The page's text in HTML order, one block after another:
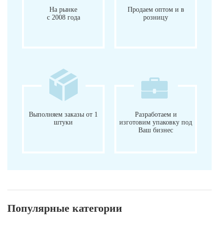
На рынке
с 2008 года
Продаем оптом и в
розницу
Выполняем заказы от 1
штуки
Разработаем и
изготовим упаковку под
Ваш бизнес
Популярные категории